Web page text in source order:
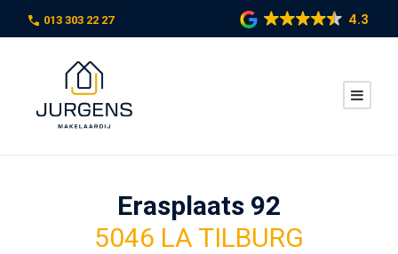
013 303 22 27 4.3
Erasplaats 92
5046 LA TILBURG